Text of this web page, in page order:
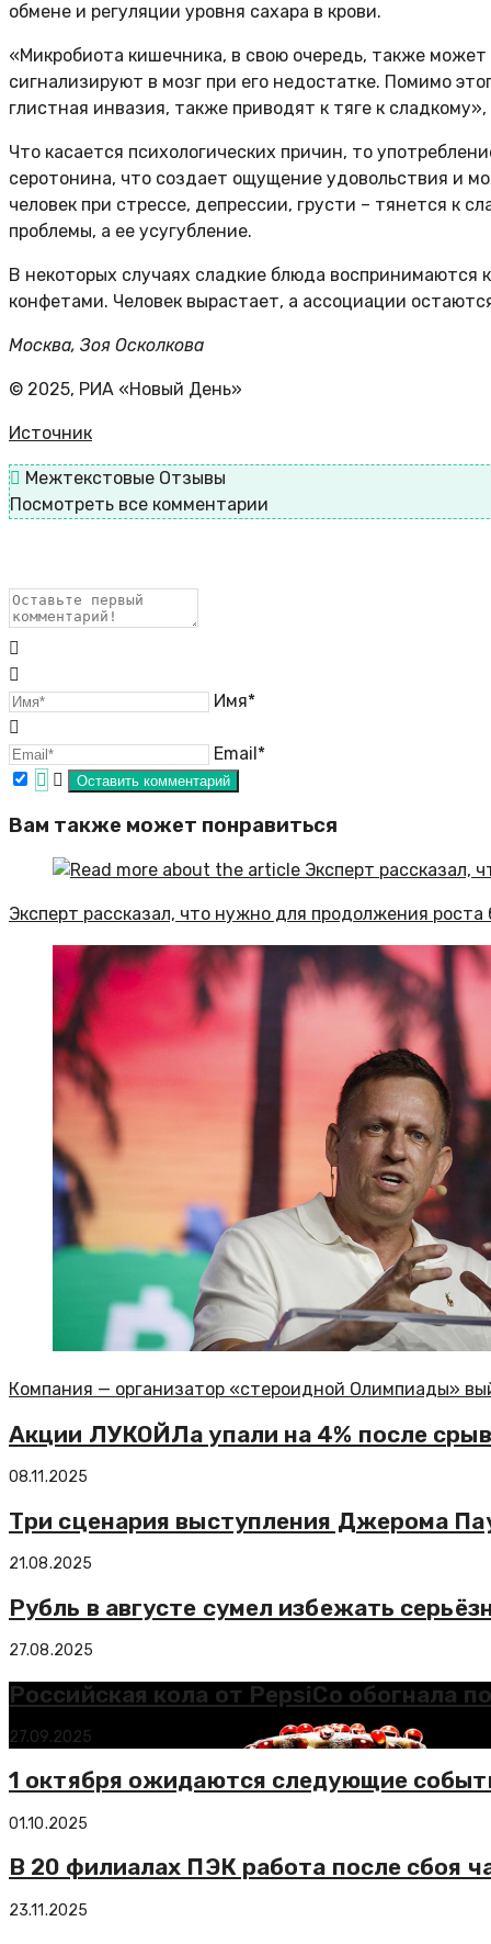
обмене и регуляции уровня сахара в крови.
«Микробиота кишечника, в свою очередь, также
сигнализируют в мозг при его недостатке. Помимо
глистная инвазия, также приводят к тяге к
Что касается психологических причин, то
серотонина, что создает ощущение удовольствия и
человек при стрессе, депрессии, грусти – тянется к
проблемы, а ее усугубление.
В некоторых случаях сладкие блюда воспринимаются
конфетами. Человек вырастает, а ассоциации
Москва, Зоя Осколкова
© 2025, РИА «Новый День»
Источник
Межтекстовые Отзывы
Посмотреть все комментарии
Имя*
Email*
Вам также может понравиться
Эксперт рассказал, что нужно для продолжения роста
Компания — организатор «стероидной Олимпиады»
Акции ЛУКОЙЛа упали на 4% после
08.11.2025
Три сценария выступления Джерома
21.08.2025
Рубль в августе сумел избежать
27.08.2025
Российская кола от PepsiСo обогнала
27.09.2025
1 октября ожидаются следующие
01.10.2025
В 20 филиалах ПЭК работа после сбоя
23.11.2025